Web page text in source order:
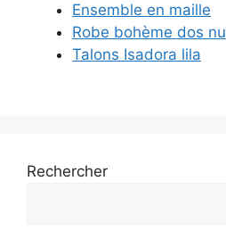
Ensemble en maille
Robe bohème dos nu
Talons Isadora lila
Rechercher